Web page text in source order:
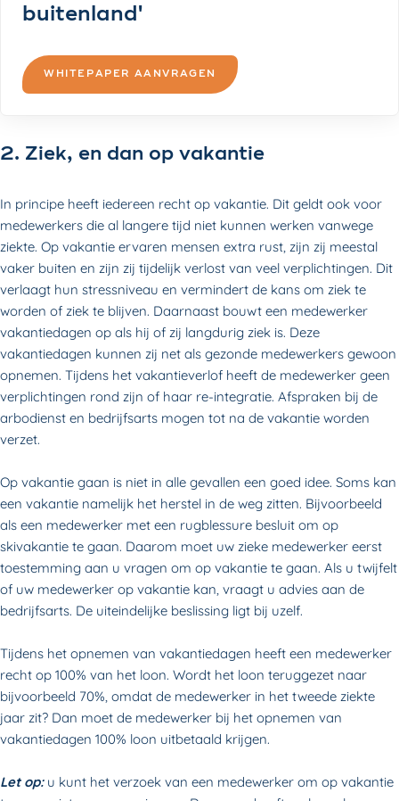
buitenland'
WHITEPAPER AANVRAGEN
2. Ziek, en dan op vakantie
In principe heeft iedereen recht op vakantie. Dit geldt ook voor
medewerkers die al langere tijd niet kunnen werken vanwege
ziekte. Op vakantie ervaren mensen extra rust, zijn zij meestal
vaker buiten en zijn zij tijdelijk verlost van veel verplichtingen. Dit
verlaagt hun stressniveau en vermindert de kans om ziek te
worden of ziek te blijven. Daarnaast bouwt een medewerker
vakantiedagen op als hij of zij langdurig ziek is. Deze
vakantiedagen kunnen zij net als gezonde medewerkers gewoon
opnemen. Tijdens het vakantieverlof heeft de medewerker geen
verplichtingen rond zijn of haar re-integratie. Afspraken bij de
arbodienst en bedrijfsarts mogen tot na de vakantie worden
verzet.
Op vakantie gaan is niet in alle gevallen een goed idee. Soms kan
een vakantie namelijk het herstel in de weg zitten. Bijvoorbeeld
als een medewerker met een rugblessure besluit om op
skivakantie te gaan. Daarom moet uw zieke medewerker eerst
toestemming aan u vragen om op vakantie te gaan. Als u twijfelt
of uw medewerker op vakantie kan, vraagt u advies aan de
bedrijfsarts. De uiteindelijke beslissing ligt bij uzelf.
Tijdens het opnemen van vakantiedagen heeft een medewerker
recht op 100% van het loon. Wordt het loon teruggezet naar
bijvoorbeeld 70%, omdat de medewerker in het tweede ziekte
jaar zit? Dan moet de medewerker bij het opnemen van
vakantiedagen 100% loon uitbetaald krijgen.
Let op:u kunt het verzoek van een medewerker om op vakantie